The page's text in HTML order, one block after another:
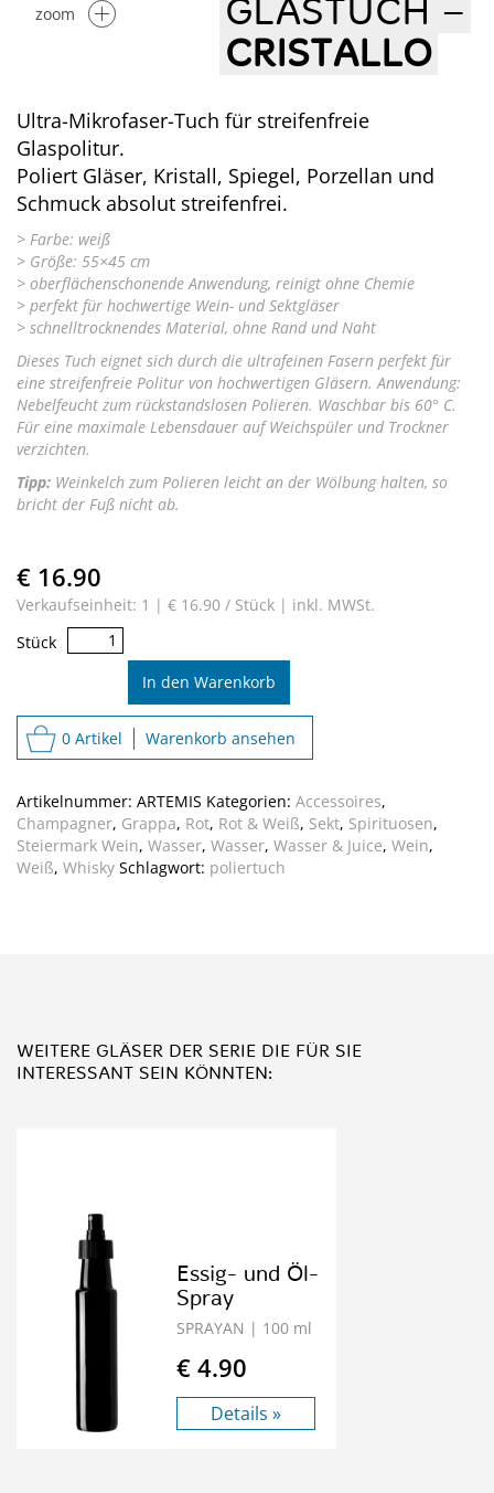
zoom
GLASTUCH –
CRISTALLO
Ultra-Mikrofaser-Tuch für streifenfreie
Glaspolitur.
Poliert Gläser, Kristall, Spiegel, Porzellan und
Schmuck absolut streifenfrei.
> Farbe: weiß
> Größe: 55×45 cm
> oberflächenschonende Anwendung, reinigt ohne Chemie
> perfekt für hochwertige Wein- und Sektgläser
> schnelltrocknendes Material, ohne Rand und Naht
Dieses Tuch eignet sich durch die ultrafeinen Fasern perfekt für
eine streifenfreie Politur von hochwertigen Gläsern. Anwendung:
Nebelfeucht zum rückstandslosen Polieren. Waschbar bis 60° C.
Für eine maximale Lebensdauer auf Weichspüler und Trockner
verzichten.
Tipp: Weinkelch zum Polieren leicht an der Wölbung halten, so
bricht der Fuß nicht ab.
€ 16.90
Verkaufseinheit: 1 | € 16.90 / Stück | inkl. MWSt.
Stück
Premium
Glastuch
Cristallo
In den Warenkorb
0 Artikel Warenkorb ansehen
Artikelnummer: ARTEMIS Kategorien: Accessoires,
Champagner, Grappa, Rot, Rot & Weiß, Sekt, Spirituosen,
Steiermark Wein, Wasser, Wasser, Wasser & Juice, Wein,
Weiß, Whisky Schlagwort: poliertuch
WEITERE GLÄSER DER SERIE DIE FÜR SIE
INTERESSANT SEIN KÖNNTEN:
Essig- und Öl-
Spray
SPRAYAN | 100 ml
€ 4.90
Details »